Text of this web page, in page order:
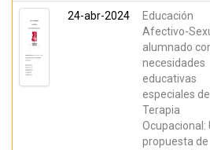
24-abr-2024
Educación
Afectivo-
alumnado
necesidades
educativas
especiales
Terapia
Ocupacional:
propuesta de